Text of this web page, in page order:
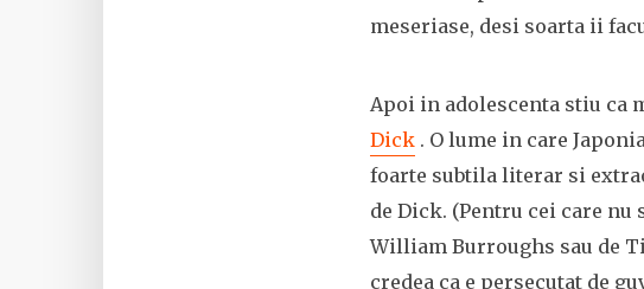
meseriase, desi soarta ii
Apoi in adolescenta stiu ca
Dick . O lume in care
foarte subtila literar si
de Dick. (Pentru cei care nu
William Burroughs sau de
credea ca e persecutat de